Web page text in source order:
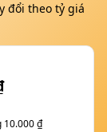
đổi theo tỷ giá
10.000 ₫